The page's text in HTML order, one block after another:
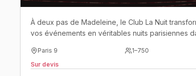
À deux pas de Madeleine, le Club La Nuit
vos événements en véritables nuits parisiennes
Paris 9 1–750
Sur devis